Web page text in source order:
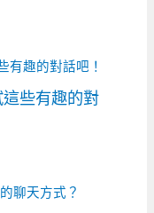
些有趣的對